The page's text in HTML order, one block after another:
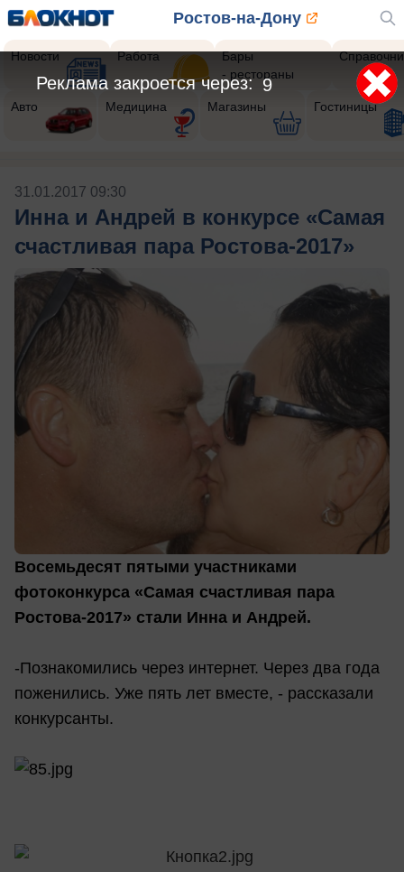
Ростов-на-Дону
Новости Работа
Бары
- рестораны
Авто Медицина Магазины Гостиницы
31.01.2017 09:30
Инна и Андрей в конкурсе «Самая
счастливая пара Ростова-2017»
Восемьдесят пятыми участниками
фотоконкурса «Самая счастливая пара
Ростова-2017» стали Инна и Андрей.
-Познакомились через интернет. Через два года
поженились. Уже пять лет вместе, - рассказали
конкурсанты.
9
Реклама закроется через: